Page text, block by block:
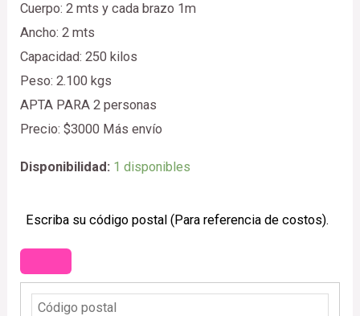
Cuerpo: 2 mts y cada brazo 1m
Ancho: 2 mts
Capacidad: 250 kilos
Peso: 2.100 kgs
APTA PARA 2 personas
Precio: $3000 Más envío
Disponibilidad: 1 disponibles
Escriba su código postal (Para referencia de costos).